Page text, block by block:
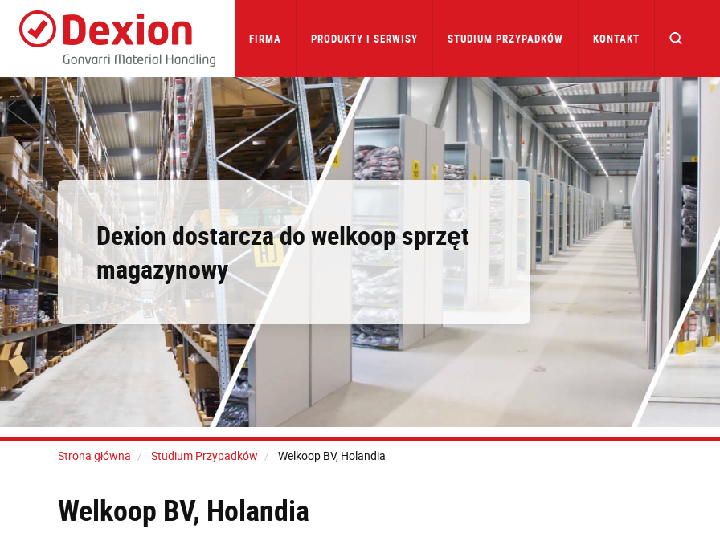
main
FIRMA PRODUKTY I SERWISY STUDIUM PRZYPADKÓW KONTAKT
Dexion dostarcza do welkoop sprzęt
magazynowy
Strona główna Studium Przypadków Welkoop BV, Holandia
Welkoop BV, Holandia